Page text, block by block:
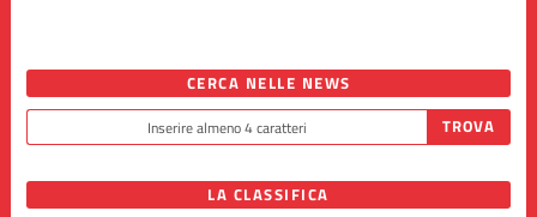
CERCA NELLE NEWS
LA CLASSIFICA